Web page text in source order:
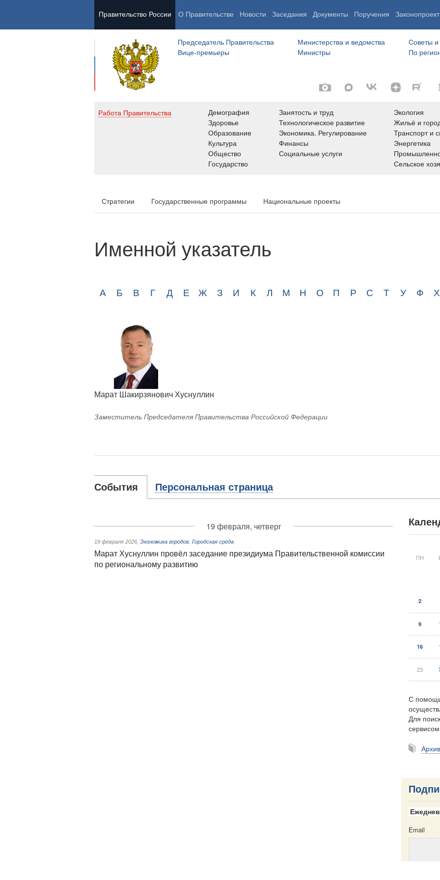
Правительство России О Правительстве Новости Заседания Документы Поручения
Председатель Правительства
Вице-премьеры
Министерства и ведомства
Министры
Советы и
По
Работа Правительства
Демография
Здоровье
Образование
Культура
Общество
Государство
Занятость и труд
Технологическое развитие
Экономика. Регулирование
Финансы
Социальные услуги
Экология
Жильё и
Транспорт и
Энергетика
Сельское
Стратегии Государственные программы Национальные проекты
Именной указатель
А Б В Г Д Е Ж З И К Л М Н О П Р С Т У Ф Х
Марат Шакирзянович Хуснуллин
Заместитель Председателя Правительства Российской Федерации
События Персональная страница
19 февраля, четверг
19 февраля 2026 Экономика городов. Городская среда
Марат Хуснуллин провёл заседание президиума Правительственной комиссии
по региональному развитию
ПН
2
9
16
23
С
Для
сервисом
Архив
Email